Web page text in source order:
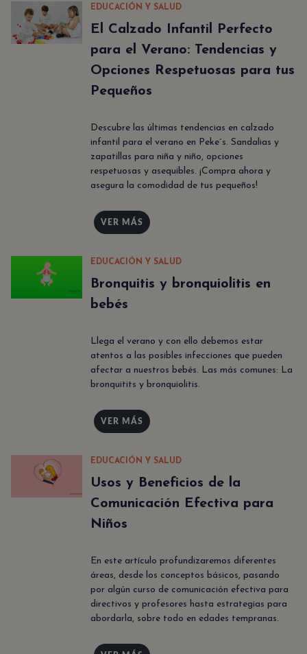
EDUCACIÓN Y SALUD
El Calzado Infantil Perfecto
para el Verano: Tendencias y
Opciones Respetuosas para tus
Pequeños
Descubre las últimas tendencias en calzado
infantil para el verano en Peke´s. Sandalias y
zapatillas para niña y niño, opciones
respetuosas y asequibles. ¡Compra ahora y
asegura la comodidad de tus pequeños!
VER MÁS
EDUCACIÓN Y SALUD
Bronquitis y bronquiolitis en
bebés
Llega el verano y con ello debemos estar
atentos a las posibles infecciones que pueden
afectar a nuestros bebés. Las más comunes: La
bronquitits y bronquiolitis.
VER MÁS
EDUCACIÓN Y SALUD
Usos y Beneficios de la
Comunicación Efectiva para
Niños
En este artículo profundizaremos diferentes
áreas, desde los conceptos básicos, pasando
por algún curso de comunicación efectiva para
directivos y profesores hasta estrategias para
abordarla, sobre todo en edades tempranas.